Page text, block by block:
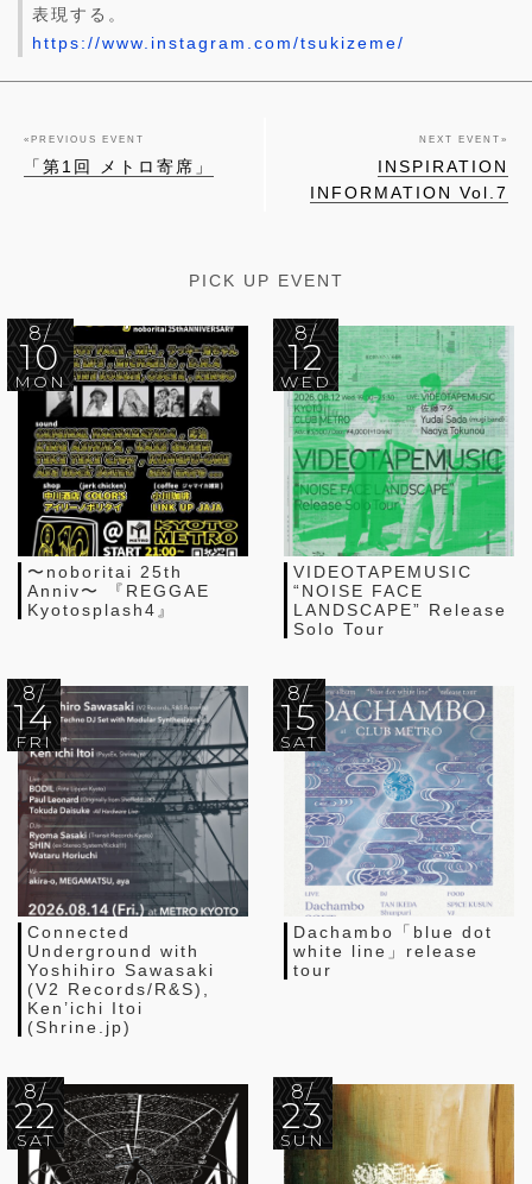
表現する。
https://www.instagram.com/tsukizeme/
« PREVIOUS EVENT
「第1回 メトロ寄席」
NEXT EVENT »
INSPIRATION
INFORMATION Vol.7
PICK UP EVENT
8/
10
MON
〜noboritai 25th
Anniv〜 『REGGAE
Kyotosplash4』
8/
12
WED
VIDEOTAPEMUSIC
“NOISE FACE
LANDSCAPE” Release
Solo Tour
8/
14
FRI
Connected
Underground with
Yoshihiro Sawasaki
(V2 Records/R&S),
Ken’ichi Itoi
(Shrine.jp)
8/
15
SAT
Dachambo「blue dot
white line」release
tour
8/
22
SAT
8/
23
SUN